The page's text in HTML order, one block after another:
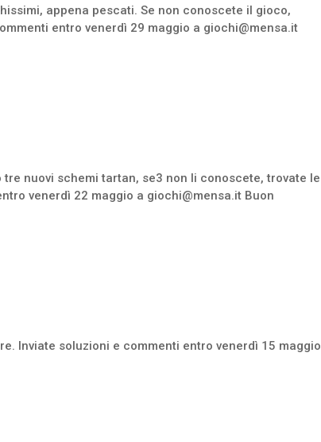
appena pescati. Se non conoscete il gioco,
entro venerdì 29 maggio a giochi@mensa.it
nuovi schemi tartan, se3 non li conoscete, trovate le
venerdì 22 maggio a giochi@mensa.it Buon
Inviate soluzioni e commenti entro venerdì 15 maggio